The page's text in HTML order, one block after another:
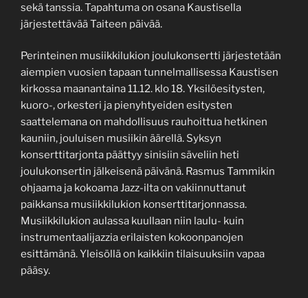
sekä tanssia. Tapahtuma on osana Kaustisella
järjestettävää Taiteen päivää.
Perinteinen musiikkilukion joulukonsertti järjestetään
aiempien vuosien tapaan tunnelmallisessa Kaustisen
kirkossa maanantaina 11.12. klo 18. Yksilöesitysten,
kuoro-, orkesteri ja pienyhtyeiden esitysten
saattelemana on mahdollisuus rauhoittua hetkinen
kauniin, jouluisen musiikin äärellä. Syksyn
konserttitarjonta päättyy sinisiin säveliin heti
joulukonsertin jälkeisenä päivänä. Rasmus Tammikin
ohjaama ja kokoama Jazz-ilta on vakiinnuttanut
paikkansa musiikkilukion konserttitarjonnassa.
Musiikkilukion aulassa kuullaan niin laulu- kuin
instrumentaalijazzia erilaisten kokoonpanojen
esittämänä. Yleisöllä on kaikkiin tilaisuuksiin vapaa
pääsy.